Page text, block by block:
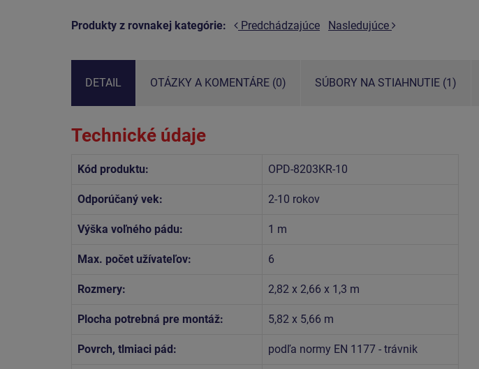
Produkty z rovnakej kategórie: Predchádzajúce Nasledujúce
DETAIL OTÁZKY A KOMENTÁRE (0) SÚBORY NA STIAHNUTIE (1)
Technické údaje
Kód produktu: OPD-8203KR-10
Odporúčaný vek: 2-10 rokov
Výška voľného pádu: 1 m
Max. počet užívateľov: 6
Rozmery: 2,82 x 2,66 x 1,3 m
Plocha potrebná pre montáž: 5,82 x 5,66 m
Povrch, tlmiaci pád: podľa normy EN 1177 - trávnik